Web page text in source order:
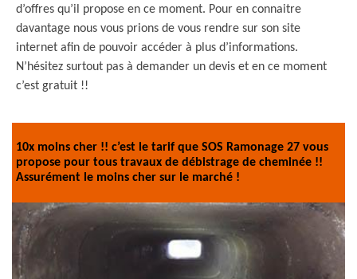
d’offres qu’il propose en ce moment. Pour en connaitre
davantage nous vous prions de vous rendre sur son site
internet afin de pouvoir accéder à plus d’informations.
N’hésitez surtout pas à demander un devis et en ce moment
c’est gratuit !!
10x moins cher !! c’est le tarif que SOS Ramonage 27 vous
propose pour tous travaux de débistrage de cheminée !!
Assurément le moins cher sur le marché !